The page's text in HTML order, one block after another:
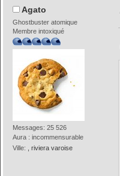
Agato
Ghostbuster atomique
Membre intoxiqué
Messages: 25 526
Aura : incommensurable
Ville: , riviera varoise